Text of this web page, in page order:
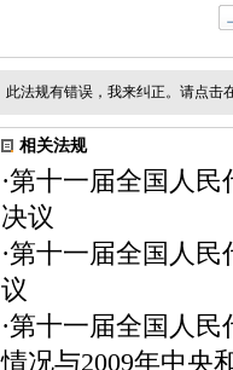
此法规有错误，我来纠正。请点击
相关法规
·第十一届全国人民
决议
·第十一届全国人民
议
·第十一届全国人民
情况与2009年中央